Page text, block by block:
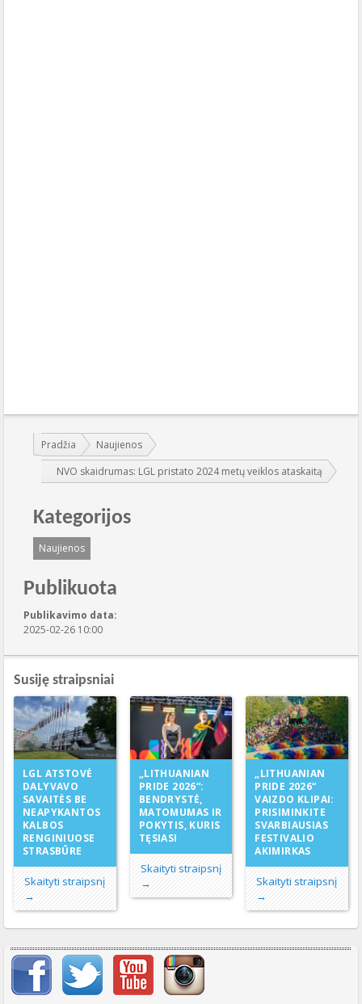
Jūs esate čia:
Pradžia
Naujienos
NVO skaidrumas: LGL pristato 2024 metų veiklos ataskaitą
Kategorijos
Naujienos
Publikuota
Publikavimo data:
2025-02-26 10:00
Susiję straipsniai
LGL ATSTOVĖ
DALYVAVO
SAVAITĖS BE
NEAPYKANTOS
KALBOS
RENGINIUOSE
STRASBŪRE
Skaityti straipsnį
→
„LITHUANIAN
PRIDE 2026“:
BENDRYSTĖ,
MATOMUMAS IR
POKYTIS, KURIS
TĘSIASI
Skaityti straipsnį
→
„LITHUANIAN
PRIDE 2026“
VAIZDO KLIPAI:
PRISIMINKITE
SVARBIAUSIAS
FESTIVALIO
AKIMIRKAS
Skaityti straipsnį
→
Svarbių įrašų meniu